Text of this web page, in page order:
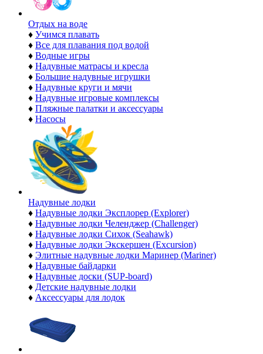
Отдых на воде
♦ Учимся плавать
♦ Все для плавания под водой
♦ Водные игры
♦ Надувные матрасы и кресла
♦ Большие надувные игрушки
♦ Надувные круги и мячи
♦ Надувные игровые комплексы
♦ Пляжные палатки и аксессуары
♦ Насосы
Надувные лодки
♦ Надувные лодки Эксплорер (Explorer)
♦ Надувные лодки Челенджер (Challenger)
♦ Надувные лодки Сихок (Seahawk)
♦ Надувные лодки Экскершен (Excursion)
♦ Элитные надувные лодки Маринер (Mariner)
♦ Надувные байдарки
♦ Надувные доски (SUP-board)
♦ Детские надувные лодки
♦ Аксессуары для лодок